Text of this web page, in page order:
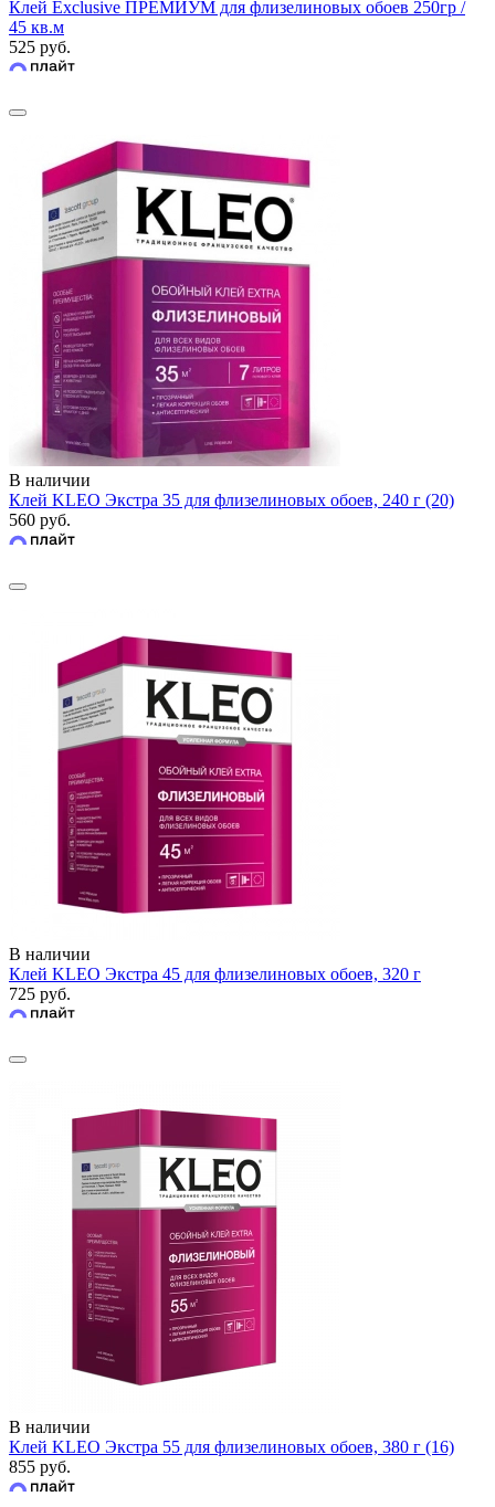
Клей Exclusive ПРЕМИУМ для флизелиновых обоев 250гр /
45 кв.м
525 руб.
В наличии
Клей KLEO Экстра 35 для флизелиновых обоев, 240 г (20)
560 руб.
В наличии
Клей KLEO Экстра 45 для флизелиновых обоев, 320 г
725 руб.
В наличии
Клей KLEO Экстра 55 для флизелиновых обоев, 380 г (16)
855 руб.